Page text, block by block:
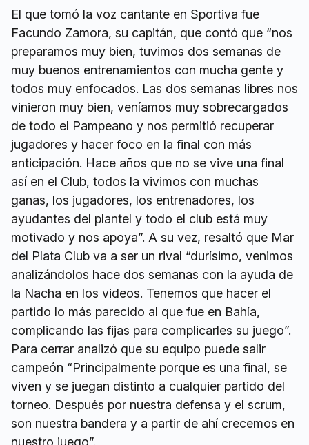
El que tomó la voz cantante en Sportiva fue
Facundo Zamora, su capitán, que contó que “nos
preparamos muy bien, tuvimos dos semanas de
muy buenos entrenamientos con mucha gente y
todos muy enfocados. Las dos semanas libres nos
vinieron muy bien, veníamos muy sobrecargados
de todo el Pampeano y nos permitió recuperar
jugadores y hacer foco en la final con más
anticipación. Hace años que no se vive una final
así en el Club, todos la vivimos con muchas
ganas, los jugadores, los entrenadores, los
ayudantes del plantel y todo el club está muy
motivado y nos apoya”. A su vez, resaltó que Mar
del Plata Club va a ser un rival “durísimo, venimos
analizándolos hace dos semanas con la ayuda de
la Nacha en los videos. Tenemos que hacer el
partido lo más parecido al que fue en Bahía,
complicando las fijas para complicarles su juego”.
Para cerrar analizó que su equipo puede salir
campeón “Principalmente porque es una final, se
viven y se juegan distinto a cualquier partido del
torneo. Después por nuestra defensa y el scrum,
son nuestra bandera y a partir de ahí crecemos en
nuestro juego”.